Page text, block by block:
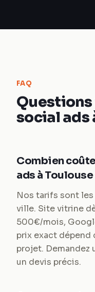
FAQ
social ads
Combien
ads à Toulouse
Nos tarifs sont
ville. Site vitrine
500€/mois,
prix exact
projet. Demandez
un devis précis.